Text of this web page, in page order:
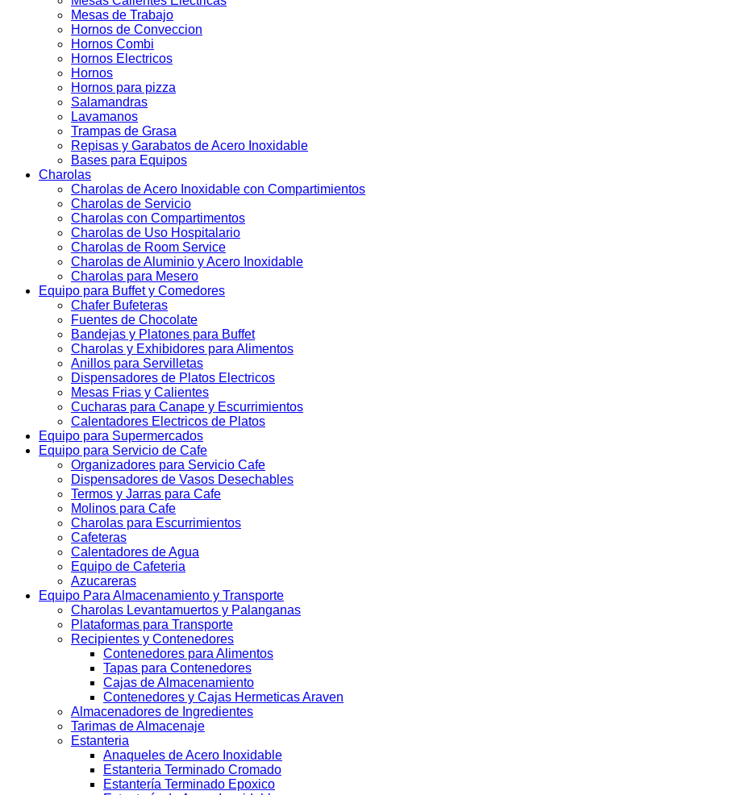
Mesas de Trabajo
Hornos de Conveccion
Hornos Combi
Hornos Electricos
Hornos
Hornos para pizza
Salamandras
Lavamanos
Trampas de Grasa
Repisas y Garabatos de Acero Inoxidable
Bases para Equipos
Charolas
Charolas de Acero Inoxidable con Compartimientos
Charolas de Servicio
Charolas con Compartimentos
Charolas de Uso Hospitalario
Charolas de Room Service
Charolas de Aluminio y Acero Inoxidable
Charolas para Mesero
Equipo para Buffet y Comedores
Chafer Bufeteras
Fuentes de Chocolate
Bandejas y Platones para Buffet
Charolas y Exhibidores para Alimentos
Anillos para Servilletas
Dispensadores de Platos Electricos
Mesas Frias y Calientes
Cucharas para Canape y Escurrimientos
Calentadores Electricos de Platos
Equipo para Supermercados
Equipo para Servicio de Cafe
Organizadores para Servicio Cafe
Dispensadores de Vasos Desechables
Termos y Jarras para Cafe
Molinos para Cafe
Charolas para Escurrimientos
Cafeteras
Calentadores de Agua
Equipo de Cafeteria
Azucareras
Equipo Para Almacenamiento y Transporte
Charolas Levantamuertos y Palanganas
Plataformas para Transporte
Recipientes y Contenedores
Contenedores para Alimentos
Tapas para Contenedores
Cajas de Almacenamiento
Contenedores y Cajas Hermeticas Araven
Almacenadores de Ingredientes
Tarimas de Almacenaje
Estanteria
Anaqueles de Acero Inoxidable
Estanteria Terminado Cromado
Estantería Terminado Epoxico